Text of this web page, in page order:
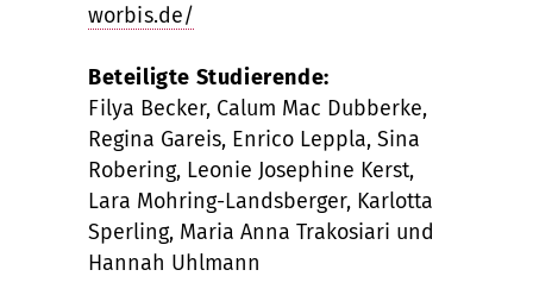
worbis.de/
Beteiligte Studierende:
Filya Becker, Calum Mac Dubberke,
Regina Gareis, Enrico Leppla, Sina
Robering, Leonie Josephine Kerst,
Lara Mohring-Landsberger, Karlotta
Sperling, Maria Anna Trakosiari und
Hannah Uhlmann